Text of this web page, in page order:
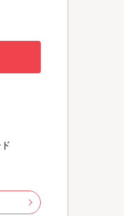
目指せるヘアケアアイテムです